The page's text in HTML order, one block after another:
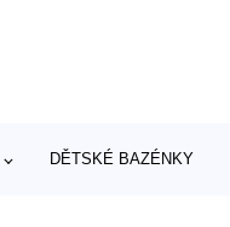
DĚTSKÉ BAZÉNKY